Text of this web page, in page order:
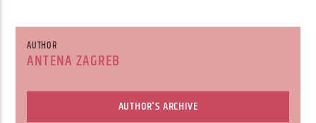
AUTHOR
ANTENA ZAGREB
AUTHOR'S ARCHIVE